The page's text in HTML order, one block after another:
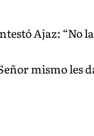
Ajaz: “No
mismo les